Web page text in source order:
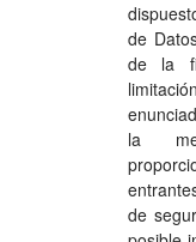
de
de la
la
de